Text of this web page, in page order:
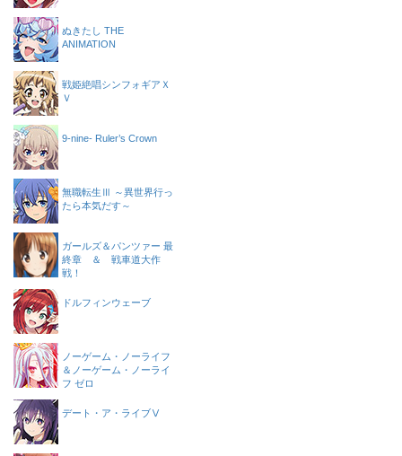
ぬきたし THE
ANIMATION
戦姫絶唱シンフォギアＸ
Ｖ
9-nine- Ruler’s Crown
無職転生Ⅲ ～異世界行っ
たら本気だす～
ガールズ＆パンツァー 最
終章 ＆ 戦車道大作
戦！
ドルフィンウェーブ
ノーゲーム・ノーライフ
＆ノーゲーム・ノーライ
フ ゼロ
デート・ア・ライブⅤ